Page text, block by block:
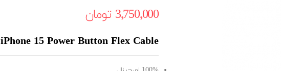
3٬750٬000 ‎تومان
iPhone 15 Power Button Flex Cable